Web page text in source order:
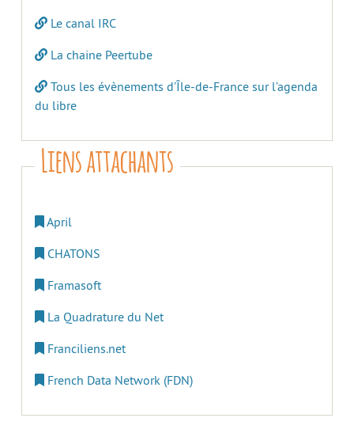
Le canal IRC
La chaine Peertube
Tous les évènements d’Île-de-France sur l’agenda
du libre
Liens attachants
April
CHATONS
Framasoft
La Quadrature du Net
Franciliens.net
French Data Network (FDN)